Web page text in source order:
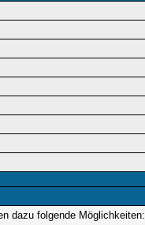
dazu folgende Möglichkeiten: